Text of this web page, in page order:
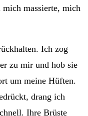
massierte, mich
Ich zog
zu mir und hob sie
um meine Hüften.
drang ich
Ihre Brüste